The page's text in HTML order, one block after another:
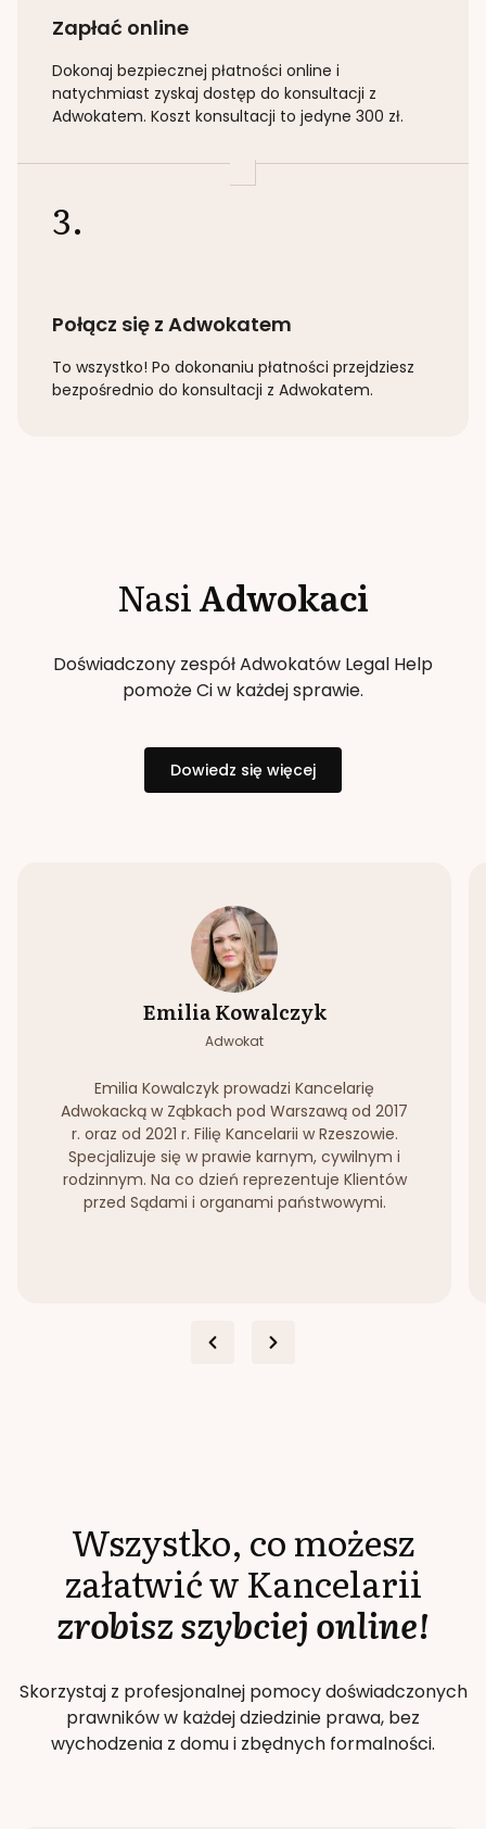
Zapłać online
Dokonaj bezpiecznej płatności online i
natychmiast zyskaj dostęp do konsultacji z
Adwokatem. Koszt konsultacji to jedyne 300 zł.
3.
Połącz się z Adwokatem
To wszystko! Po dokonaniu płatności przejdziesz
bezpośrednio do konsultacji z Adwokatem.
NasiAdwokaci
Doświadczony zespół Adwokatów Legal Help
pomoże Ci w każdej sprawie.
Dowiedz się więcej
Emilia Kowalczyk
Adwokat
Emilia Kowalczyk prowadzi Kancelarię
Adwokacką w Ząbkach pod Warszawą od 2017
r. oraz od 2021 r. Filię Kancelarii w Rzeszowie.
Specjalizuje się w prawie karnym, cywilnym i
rodzinnym. Na co dzień reprezentuje Klientów
przed Sądami i organami państwowymi.
Wszystko, co możesz
załatwić w Kancelarii
zrobisz szybciej online!
Skorzystaj z profesjonalnej pomocy doświadczonych
prawników w każdej dziedzinie prawa, bez
wychodzenia z domu i zbędnych formalności.